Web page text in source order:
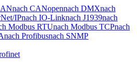
nach CANopennach DMXnach
IPnach IO-Linknach J1939nach
Modbus RTUnach Modbus TCPnach
nach Profibusnach SNMP